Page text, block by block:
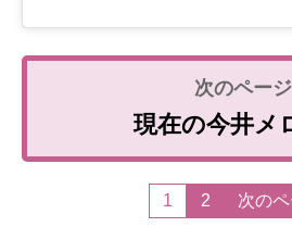
現在の今井メ
1 2 次の